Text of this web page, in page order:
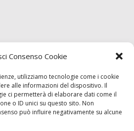
Consenso Cookie
utilizziamo tecnologie come i cookie
alle informazioni del dispositivo. Il
ci permetterà di elaborare dati come il
o ID unici su questo sito. Non
può influire negativamente su alcune
novità lasciami la tua email. Giuro che